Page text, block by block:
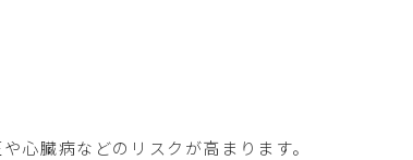
心臓病などのリスクが高まります。